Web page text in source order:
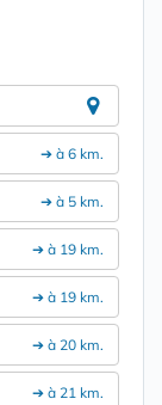
➔ à 6 km.
➔ à 5 km.
➔ à 19 km.
➔ à 19 km.
➔ à 20 km.
➔ à 21 km.